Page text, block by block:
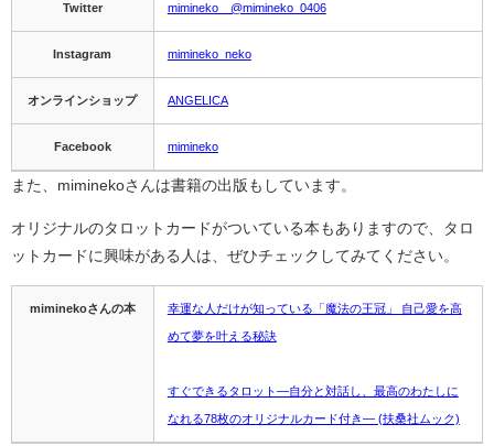
Twitter mimineko @mimineko_0406
Instagram mimineko_neko
オンラインショップ ANGELICA
Facebook mimineko
また、miminekoさんは書籍の出版もしています。
オリジナルのタロットカードがついている本もありますので、タロ
ットカードに興味がある人は、ぜひチェックしてみてください。
miminekoさんの本 幸運な人だけが知っている「魔法の王冠」 自己愛を高
めて夢を叶える秘訣
すぐできるタロット―自分と対話し、最高のわたしに
なれる78枚のオリジナルカード付き― (扶桑社ムック)